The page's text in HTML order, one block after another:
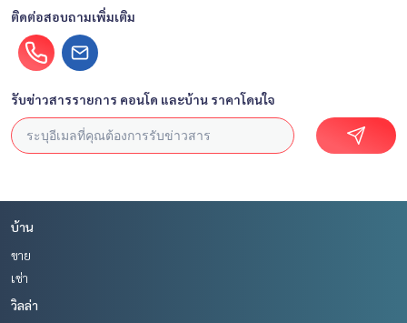
ติดต่อสอบถามเพิ่มเติม
รับข่าวสารรายการ คอนโด และบ้าน ราคาโดนใจ
บ้าน
ขาย
เช่า
วิลล่า